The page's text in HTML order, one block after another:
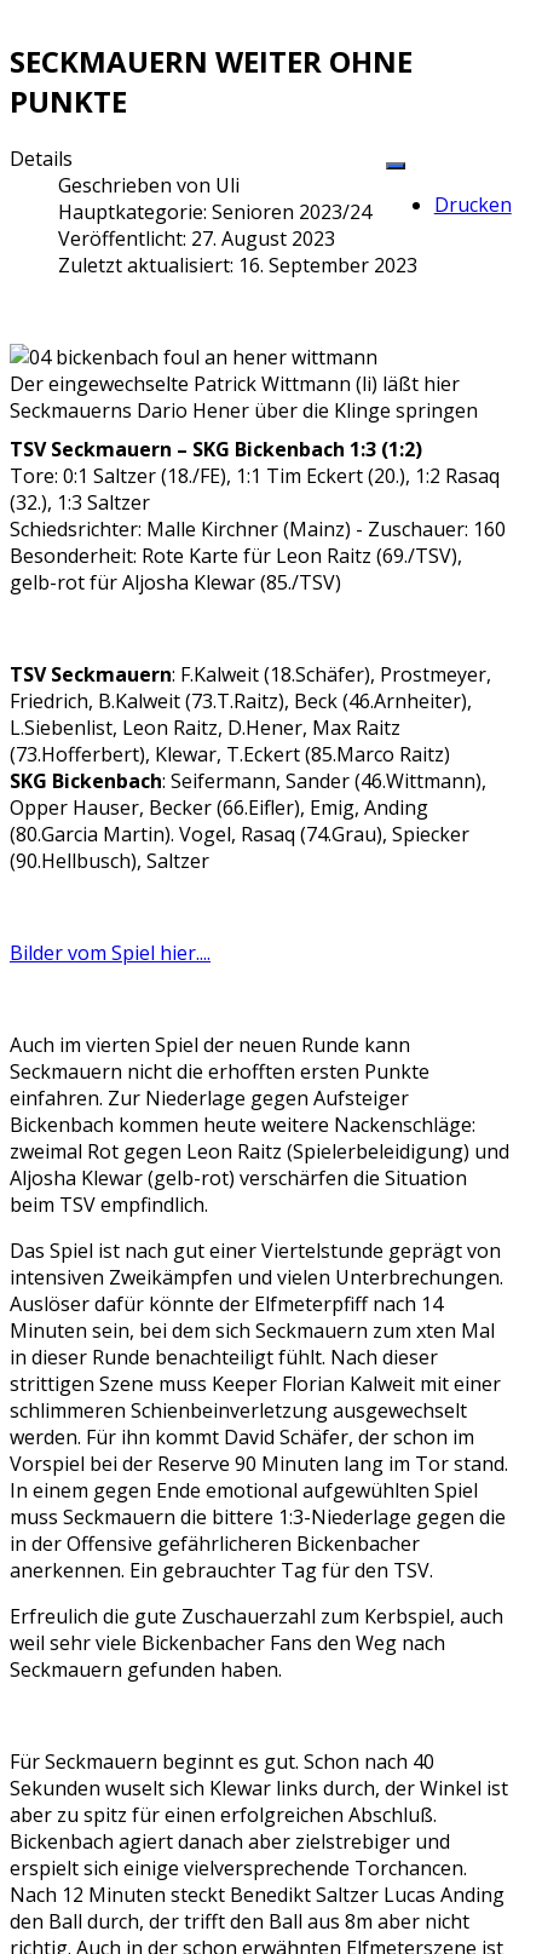
SECKMAUERN WEITER OHNE
PUNKTE
Drucken
Details
Geschrieben von Uli
Hauptkategorie: Senioren 2023/24
Veröffentlicht: 27. August 2023
Zuletzt aktualisiert: 16. September 2023
Der eingewechselte Patrick Wittmann (li) läßt hier
Seckmauerns Dario Hener über die Klinge springen
TSV Seckmauern – SKG Bickenbach 1:3 (1:2)
Tore: 0:1 Saltzer (18./FE), 1:1 Tim Eckert (20.), 1:2 Rasaq
(32.), 1:3 Saltzer
Schiedsrichter: Malle Kirchner (Mainz) - Zuschauer: 160
Besonderheit: Rote Karte für Leon Raitz (69./TSV),
gelb-rot für Aljosha Klewar (85./TSV)
TSV Seckmauern: F.Kalweit (18.Schäfer), Prostmeyer,
Friedrich, B.Kalweit (73.T.Raitz), Beck (46.Arnheiter),
L.Siebenlist, Leon Raitz, D.Hener, Max Raitz
(73.Hofferbert), Klewar, T.Eckert (85.Marco Raitz)
SKG Bickenbach: Seifermann, Sander (46.Wittmann),
Opper Hauser, Becker (66.Eifler), Emig, Anding
(80.Garcia Martin). Vogel, Rasaq (74.Grau), Spiecker
(90.Hellbusch), Saltzer
Bilder vom Spiel hier....
Auch im vierten Spiel der neuen Runde kann
Seckmauern nicht die erhofften ersten Punkte
einfahren. Zur Niederlage gegen Aufsteiger
Bickenbach kommen heute weitere Nackenschläge:
zweimal Rot gegen Leon Raitz (Spielerbeleidigung) und
Aljosha Klewar (gelb-rot) verschärfen die Situation
beim TSV empfindlich.
Das Spiel ist nach gut einer Viertelstunde geprägt von
intensiven Zweikämpfen und vielen Unterbrechungen.
Auslöser dafür könnte der Elfmeterpfiff nach 14
Minuten sein, bei dem sich Seckmauern zum xten Mal
in dieser Runde benachteiligt fühlt. Nach dieser
strittigen Szene muss Keeper Florian Kalweit mit einer
schlimmeren Schienbeinverletzung ausgewechselt
werden. Für ihn kommt David Schäfer, der schon im
Vorspiel bei der Reserve 90 Minuten lang im Tor stand.
In einem gegen Ende emotional aufgewühlten Spiel
muss Seckmauern die bittere 1:3-Niederlage gegen die
in der Offensive gefährlicheren Bickenbacher
anerkennen. Ein gebrauchter Tag für den TSV.
Erfreulich die gute Zuschauerzahl zum Kerbspiel, auch
weil sehr viele Bickenbacher Fans den Weg nach
Seckmauern gefunden haben.
Für Seckmauern beginnt es gut. Schon nach 40
Sekunden wuselt sich Klewar links durch, der Winkel ist
aber zu spitz für einen erfolgreichen Abschluß.
Bickenbach agiert danach aber zielstrebiger und
erspielt sich einige vielversprechende Torchancen.
Nach 12 Minuten steckt Benedikt Saltzer Lucas Anding
den Ball durch, der trifft den Ball aus 8m aber nicht
richtig. Auch in der schon erwähnten Elfmeterszene ist